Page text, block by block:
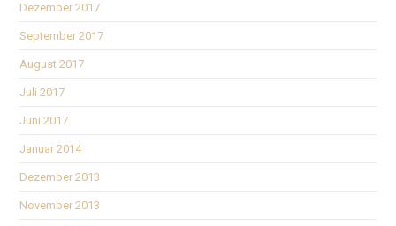
Dezember 2017
September 2017
August 2017
Juli 2017
Juni 2017
Januar 2014
Dezember 2013
November 2013